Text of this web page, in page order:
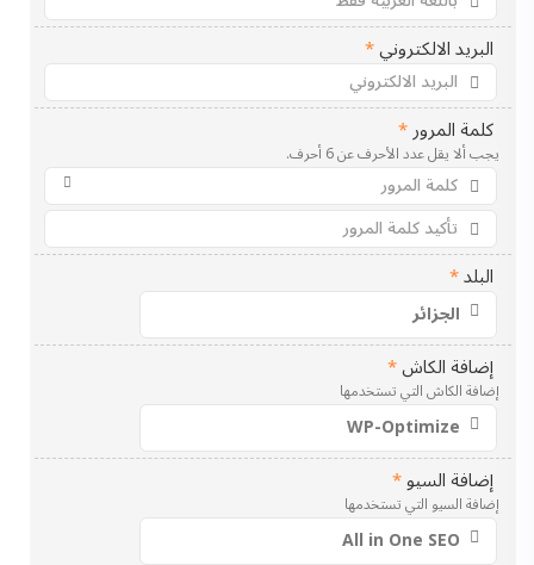
البريد الالكتروني*
كلمة المرور*
يجب ألا يقل عدد الأحرف عن 6 أحرف.
البلد*
إضافة الكاش*
إضافة الكاش التي تستخدمها
إضافة السيو*
إضافة السيو التي تستخدمها